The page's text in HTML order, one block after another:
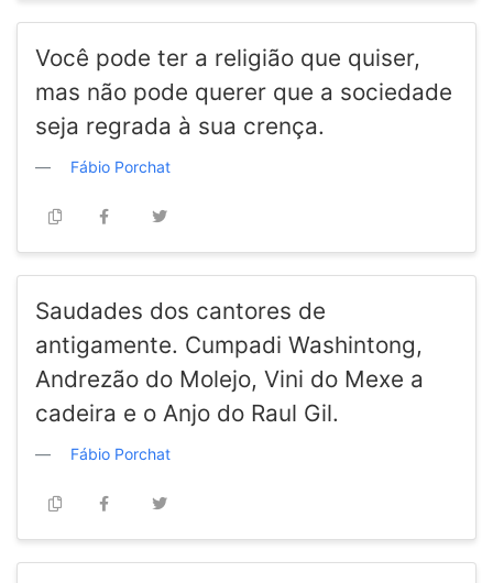
Você pode ter a religião que quiser,
mas não pode querer que a sociedade
seja regrada à sua crença.
Fábio Porchat
Saudades dos cantores de
antigamente. Cumpadi Washintong,
Andrezão do Molejo, Vini do Mexe a
cadeira e o Anjo do Raul Gil.
Fábio Porchat